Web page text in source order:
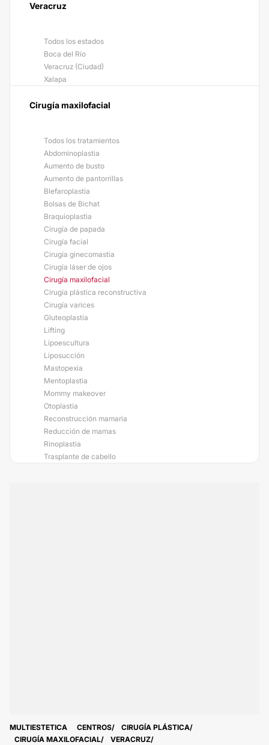
Veracruz
Todos los estados
Boca del Río
Veracruz (Ciudad)
Xalapa
Cirugía maxilofacial
Todos los tratamientos
Abdominoplastia
Aumento de busto
Aumento de pantorrillas
Blefaroplastia
Bolsas de Bichat
Braquioplastia
Cirugía de papada
Cirugía facial
Cirugía ginecomastia
Cirugía láser de ojos
Cirugía maxilofacial
Cirugía plástica reconstructiva
Cirugía varices
Gluteoplastia
Lifting
Lipoescultura
Liposucción
Mastopexia
Mentoplastia
Mommy makeover
Otoplastia
Reconstrucción mamaria
Reducción de mamas
Rinoplastia
Trasplante de cabello
MULTIESTETICA CENTROS
CIRUGÍA PLÁSTICA
CIRUGÍA MAXILOFACIAL
VERACRUZ